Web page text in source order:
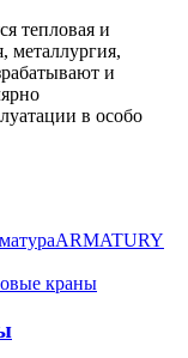
тепловая и
металлургия,
и
в особо
ARMATURY
краны